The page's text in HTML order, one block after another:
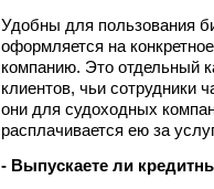
Удобны для пользования
оформляется на
компанию. Это отдельный
клиентов, чьи сотрудники
они для судоходных
расплачивается ею за
- Выпускаете ли